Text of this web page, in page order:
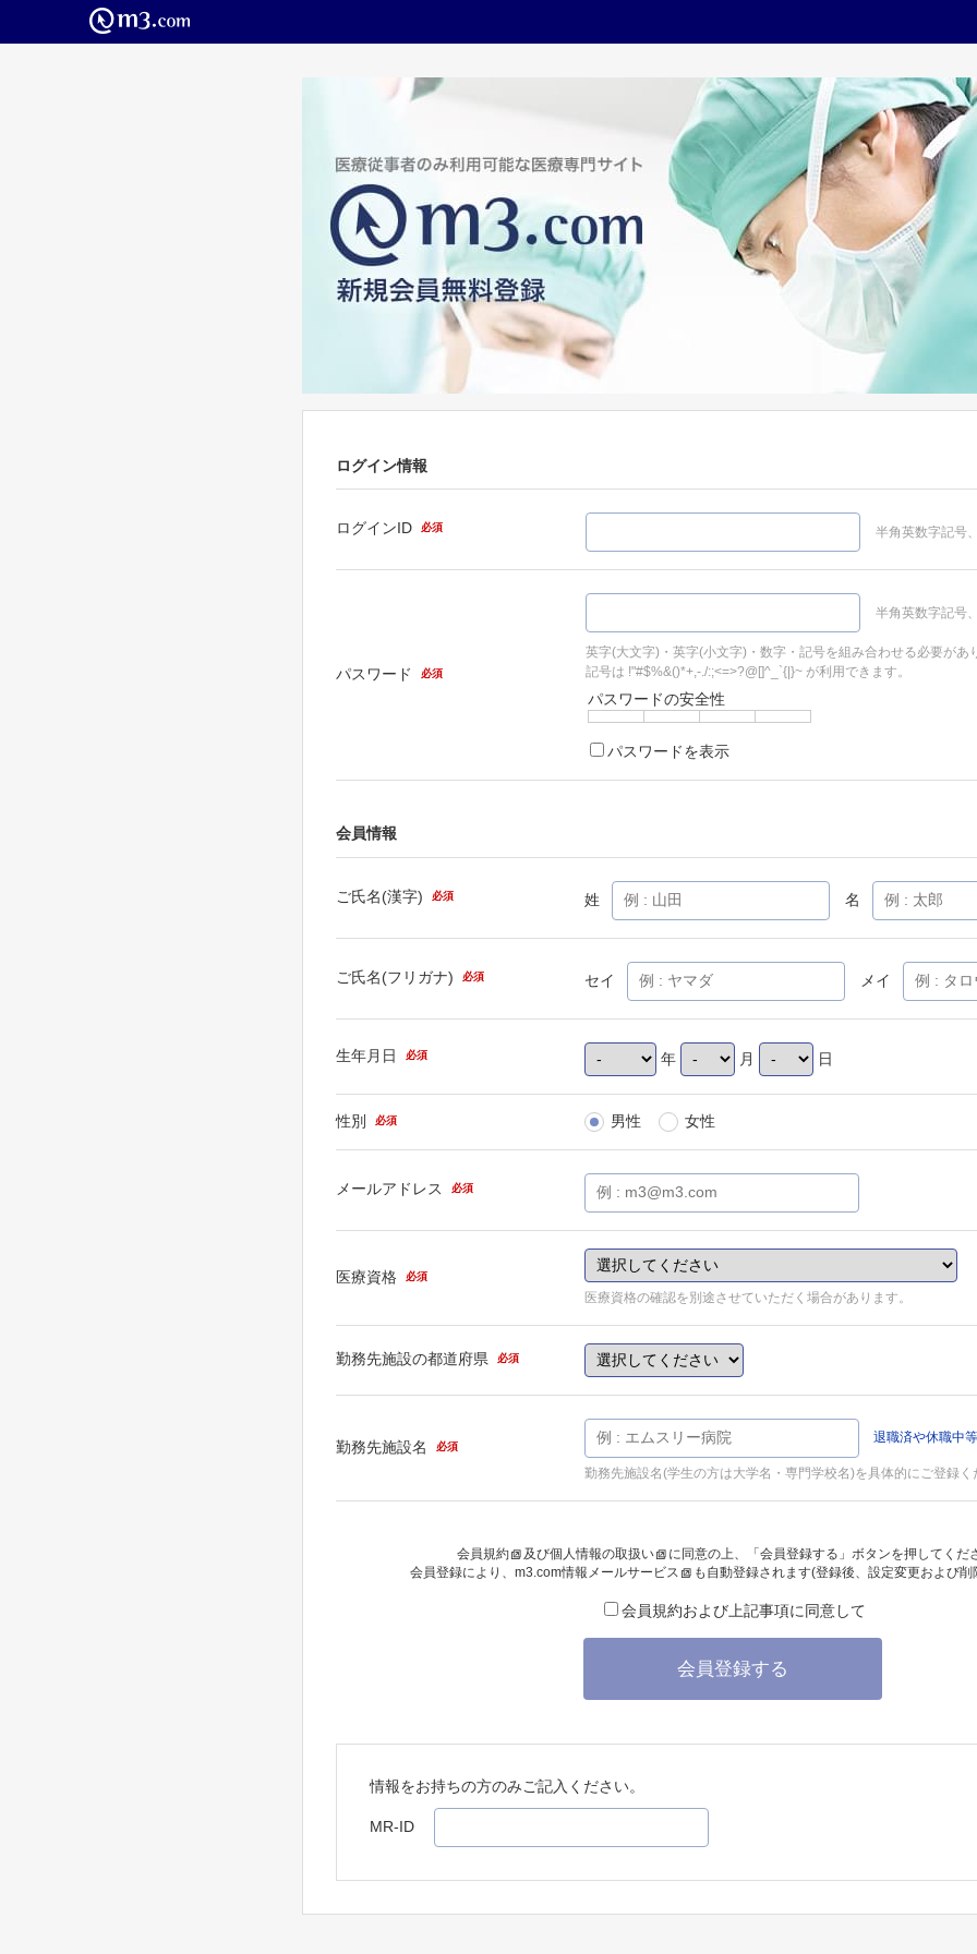
ログイン情報
ログインID 必須 半角英数字記号
パスワード 必須
半角英数字記号
英字(大文字)・英字(小文字)・数字・記号を組み合わせる必要があ
記号は !"#$%&()*+,-./:;<=>?@[]^_`{|}~ が利用できます。
パスワードの安全性
パスワードを表示
会員情報
ご氏名(漢字) 必須 姓 名
ご氏名(フリガナ) 必須 セイ メイ
生年月日 必須 年 月 日
性別 必須 男性 女性
メールアドレス 必須
医療資格 必須
医療資格の確認を別途させていただく場合があります。
勤務先施設の都道府県 必須
勤務先施設名 必須
退職済や休職中
勤務先施設名(学生の方は大学名・専門学校名)を具体的にご登録く
会員規約 及び個人情報の取扱い
に同意の上、「会員登録する」ボタンを押してくだ
会員登録により、 m3.com情報メールサービス も自動登録されます(登録後、設定変更および
会員規約および上記事項に同意して
会員登録する
情報をお持ちの方のみご記入ください。
MR-ID